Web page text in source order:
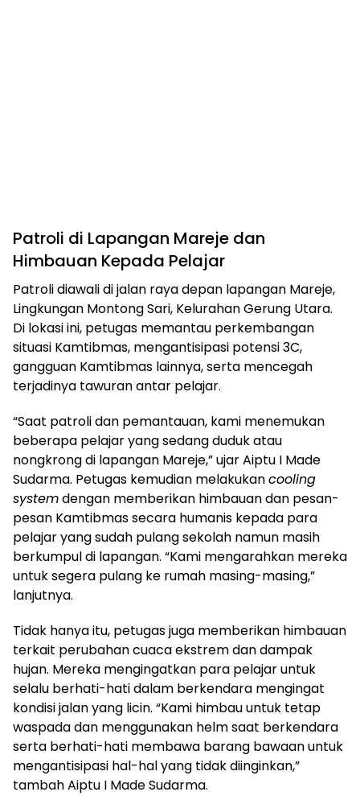
Patroli di Lapangan Mareje dan
Himbauan Kepada Pelajar
Patroli diawali di jalan raya depan lapangan Mareje,
Lingkungan Montong Sari, Kelurahan Gerung Utara.
Di lokasi ini, petugas memantau perkembangan
situasi Kamtibmas, mengantisipasi potensi 3C,
gangguan Kamtibmas lainnya, serta mencegah
terjadinya tawuran antar pelajar.
“Saat patroli dan pemantauan, kami menemukan
beberapa pelajar yang sedang duduk atau
nongkrong di lapangan Mareje,” ujar Aiptu I Made
Sudarma. Petugas kemudian melakukancooling
systemdengan memberikan himbauan dan pesan-
pesan Kamtibmas secara humanis kepada para
pelajar yang sudah pulang sekolah namun masih
berkumpul di lapangan. “Kami mengarahkan mereka
untuk segera pulang ke rumah masing-masing,”
lanjutnya.
Tidak hanya itu, petugas juga memberikan himbauan
terkait perubahan cuaca ekstrem dan dampak
hujan. Mereka mengingatkan para pelajar untuk
selalu berhati-hati dalam berkendara mengingat
kondisi jalan yang licin. “Kami himbau untuk tetap
waspada dan menggunakan helm saat berkendara
serta berhati-hati membawa barang bawaan untuk
mengantisipasi hal-hal yang tidak diinginkan,”
tambah Aiptu I Made Sudarma.